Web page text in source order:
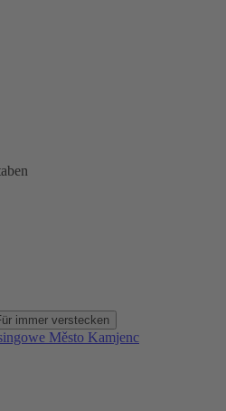
immer verstecken